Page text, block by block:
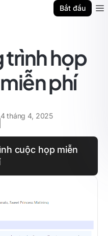
Bắt đầu
trình họp
phí
4 tháng 4, 2025
cuộc họp miễn